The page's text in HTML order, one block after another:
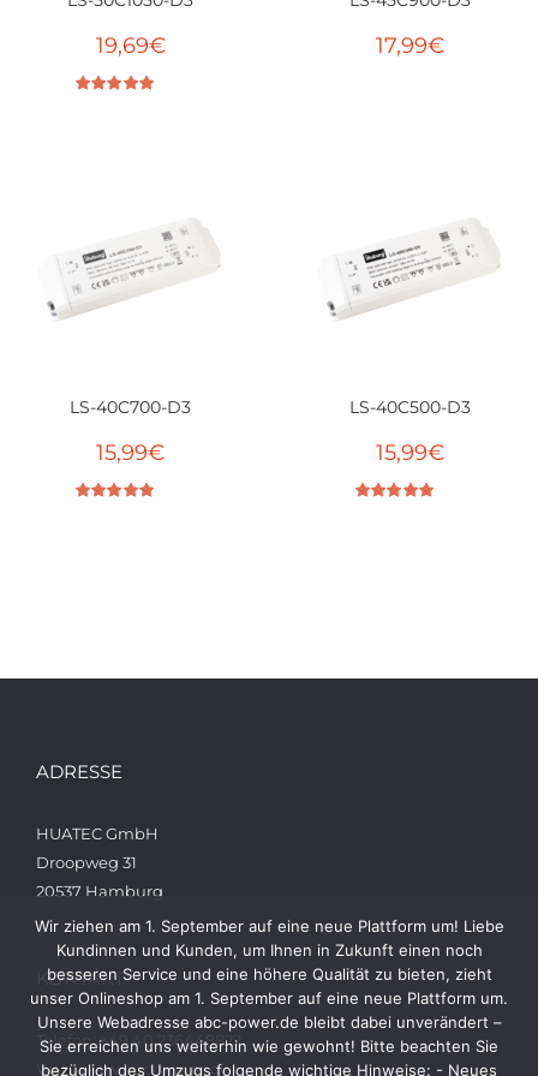
19,69€ 17,99€
LS-40C700-D3
15,99€
LS-40C500-D3
15,99€
ADRESSE
HUATEC GmbH
Droopweg 31
20537 Hamburg
KONTAKT
Telefon: +49 40 236448822
Web: www.abc-power.de
Wir ziehen am 1. September auf eine neue Plattform um! Liebe
Kundinnen und Kunden, um Ihnen in Zukunft einen noch
besseren Service und eine höhere Qualität zu bieten, zieht
unser Onlineshop am 1. September auf eine neue Plattform um.
Unsere Webadresse abc-power.de bleibt dabei unverändert –
Sie erreichen uns weiterhin wie gewohnt! Bitte beachten Sie
bezüglich des Umzugs folgende wichtige Hinweise: - Neues